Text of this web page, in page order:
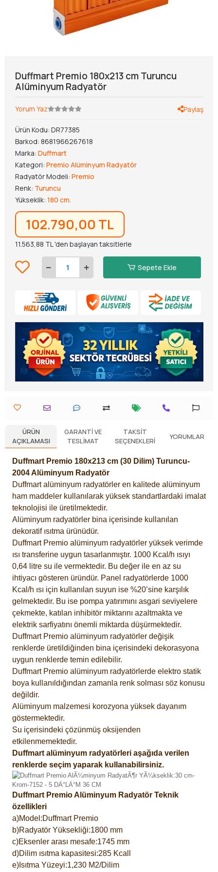
Duffmart Premio 180x213 cm Turuncu
Alüminyum Radyatör
Yorum Yaz Paylaş
Ürün Kodu: DR77385
Barkod: 8681966267618
Marka: Duffmart
Kategori: Premio Alüminyum Radyatör
Radyatör Modeli: Premio
Renk: Turuncu
Yükseklik: 180 cm.
102.790,00 TL
11.563,88 TL 'den başlayan taksitlerle
Sepete Ekle
ÜRÜN
AÇIKLAMASI
GARANTI VE
TESLIMAT
TAKSIT
SEÇENEKLERI
YORUMLAR
Duffmart Premio 180x213 cm (30 Dilim) Turuncu-
2004 Alüminyum Radyatör
Duffmart alüminyum radyatörler en kalitede alüminyum
ham maddeler kullanılarak yüksek standartlardaki imalat
teknolojisi ile üretilmektedir.
Alüminyum radyatörler bina içerisinde kullanılan
dekoratif ısıtma ürünüdür.
Duffmart Premio alüminyum radyatörler yüksek verimde
ısı transferine uygun tasarlanmıştır. 1000 Kcal/h ısıyı
0,64 litre su ile vermektedir. Bu değer ile en az su
ihtiyacı gösteren üründür. Panel radyatörlerde 1000
Kcal/h ısı için kullanılan suyun ise %20’sine karşılık
gelmektedir. Bu ise pompa yatırımını asgari seviyelere
çekmekte, katılan inhibitör miktarını azaltmakta ve
elektrik sarfiyatını önemli miktarda düşürmektedir.
Duffmart Premio alüminyum radyatörler değişik
renklerde üretildiğinden bina içerisindeki dekorasyona
uygun renklerde temin edilebilir.
Duffmart Premio alüminyum radyatörlerde elektro statik
boya kullanıldığından zamanla renk solması söz konusu
değildir.
Alüminyum malzemesi korozyona yüksek dayanım
göstermektedir.
Su içerisindeki çözünmüş oksijenden
etkilenmemektedir.
Duffmart alüminyum radyatörleri aşağıda verilen
renklerde seçim yaparak kullanabilirsiniz.
Duffmart Premio Alüminyum Radyatör Teknik
özellikleri
a)Model:Duffmart Premio
b)Radyatör Yüksekliği:1800 mm
c)Eksenler arası mesafe:1745 mm
d)Dilim ısıtma kapasitesi:285 Kcall
e)Isıtma Yüzeyi:1,230 M2/Dilim